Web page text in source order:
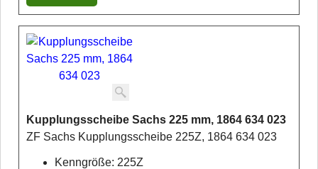
Kupplungsscheibe Sachs 225 mm, 1864 634 023
ZF Sachs Kupplungsscheibe 225Z, 1864 634 023
Kenngröße: 225Z